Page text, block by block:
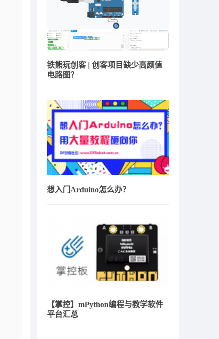
铁熊玩创客 | 创客项目缺少高颜值
电路图？
想入门Arduino怎么办？
【掌控】mPython编程与教学软件
平台汇总